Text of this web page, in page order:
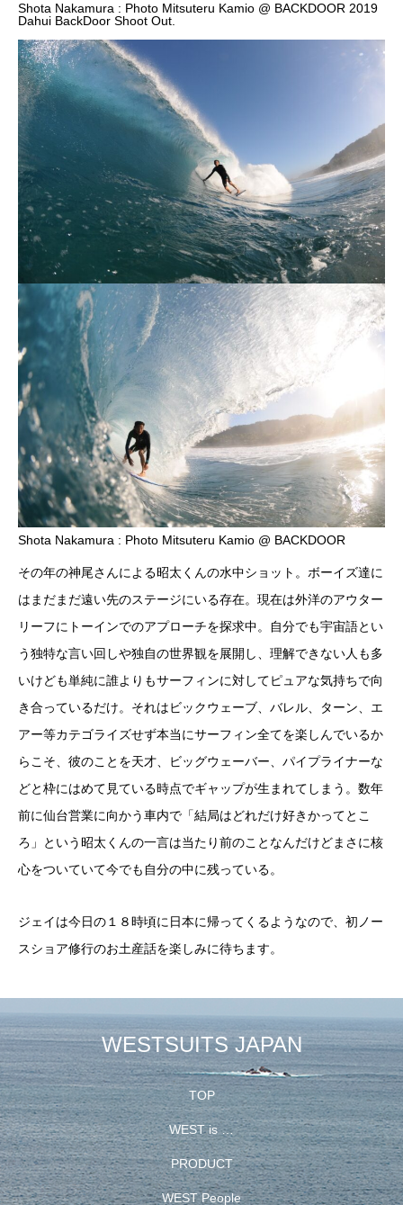
Shota Nakamura : Photo Mitsuteru Kamio @ BACKDOOR 2019
Dahui BackDoor Shoot Out.
Shota Nakamura : Photo Mitsuteru Kamio @ BACKDOOR
その年の神尾さんによる昭太くんの水中ショット。ボーイズ達に
はまだまだ遠い先のステージにいる存在。現在は外洋のアウター
リーフにトーインでのアプローチを探求中。自分でも宇宙語とい
う独特な言い回しや独自の世界観を展開し、理解できない人も多
いけども単純に誰よりもサーフィンに対してピュアな気持ちで向
き合っているだけ。それはビックウェーブ、バレル、ターン、エ
アー等カテゴライズせず本当にサーフィン全てを楽しんでいるか
らこそ、彼のことを天才、ビッグウェーバー、パイプライナーな
どと枠にはめて見ている時点でギャップが生まれてしまう。数年
前に仙台営業に向かう車内で「結局はどれだけ好きかってとこ
ろ」という昭太くんの一言は当たり前のことなんだけどまさに核
心をついていて今でも自分の中に残っている。
ジェイは今日の１８時頃に日本に帰ってくるようなので、初ノー
スショア修行のお土産話を楽しみに待ちます。
WESTSUITS JAPAN
TOP
WEST is …
PRODUCT
WEST People